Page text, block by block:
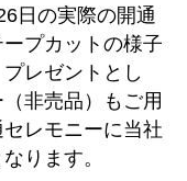
日の実際の開通
プカットの様子
レゼントとし
非売品）もご用
レモニーに当社
ります。